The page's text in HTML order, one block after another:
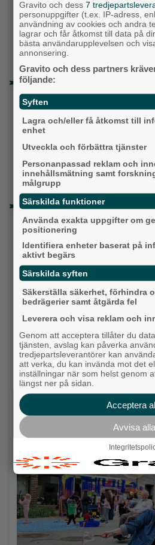
Centerpartiet
Liberalerna
Vet ej
Topp tre
Milstolpen: Ny tunnel är
järnvägen
Detta händer i Alingsås
Gatuköksklassiker blev
Ånga upp
Senaste
Alingsås
Detta händer i Alingsås
Backa/Kärra
Gravito och dess7
personuppgifter (t.ex. IP-adress,
användning av cookies och andra
lagrar och får åtkomst till data på
bästa användarupplevelsen och
annonsering.
Gravito och dess partners
följande:
Syften
Lagra och/eller få åtkomst till
enhet
Utveckla och förbättra tjänster
Personanpassad reklam och
innehållsmätning samt
målgrupp
Särskilda funktioner
Använda exakta uppgifter om
positionering
Identifiera enheter baserat på
aktivt begärs
Särskilda syften
Säkerställa säkerhet, förhindra
bedrägerier samt åtgärda fel
Leverera och visa reklam och
Genom att acceptera tillåter du
tjänsten, avslag kan påverka
tredjepartsleverantörer kan
att verka, du kan invända mot det
inställningar när som helst genom
längst ner på sidan.
Acceptera
Avvisa alla